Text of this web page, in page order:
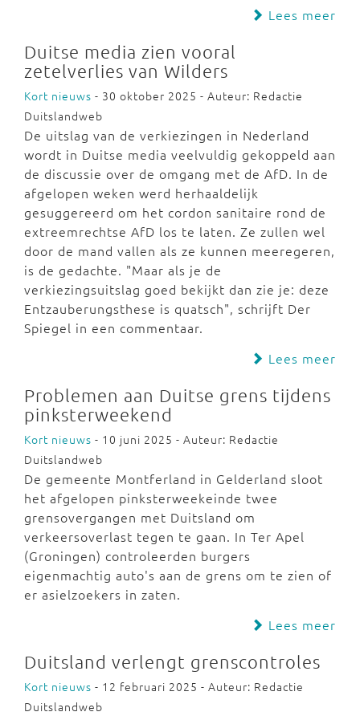
Lees meer
Duitse media zien vooral
zetelverlies van Wilders
Kort nieuws - 30 oktober 2025 - Auteur: Redactie
Duitslandweb
De uitslag van de verkiezingen in Nederland
wordt in Duitse media veelvuldig gekoppeld aan
de discussie over de omgang met de AfD. In de
afgelopen weken werd herhaaldelijk
gesuggereerd om het cordon sanitaire rond de
extreemrechtse AfD los te laten. Ze zullen wel
door de mand vallen als ze kunnen meeregeren,
is de gedachte. "Maar als je de
verkiezingsuitslag goed bekijkt dan zie je: deze
Entzauberungsthese is quatsch", schrijft Der
Spiegel in een commentaar.
Lees meer
Problemen aan Duitse grens tijdens
pinksterweekend
Kort nieuws - 10 juni 2025 - Auteur: Redactie
Duitslandweb
De gemeente Montferland in Gelderland sloot
het afgelopen pinksterweekeinde twee
grensovergangen met Duitsland om
verkeersoverlast tegen te gaan. In Ter Apel
(Groningen) controleerden burgers
eigenmachtig auto's aan de grens om te zien of
er asielzoekers in zaten.
Lees meer
Duitsland verlengt grenscontroles
Kort nieuws - 12 februari 2025 - Auteur: Redactie
Duitslandweb